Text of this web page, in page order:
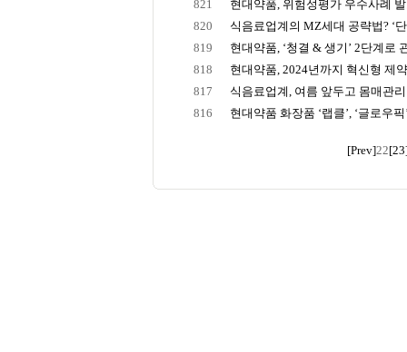
821
현대약품, 위험성평가 우수사례
820
식음료업계의 MZ세대 공략법? ‘
819
현대약품, ‘청결 & 생기’ 2단계로
818
현대약품, 2024년까지 혁신형 제
817
식음료업계, 여름 앞두고 몸매관리
816
현대약품 화장품 ‘랩클’, ‘글로우픽
[Prev]22